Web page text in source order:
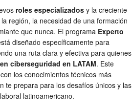
roles especializados y la creciente
región, la necesidad de una formación
que nunca. El programa Experto
diseñado específicamente para
una ruta clara y efectiva para quienes
ciberseguridad en LATAM. Este
los conocimientos técnicos más
te prepara para los desafíos únicos y las
latinoamericano.